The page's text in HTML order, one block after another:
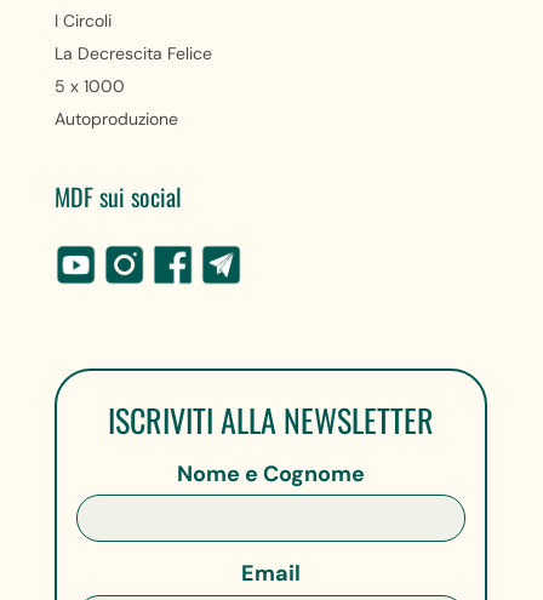
I Circoli
La Decrescita Felice
5 x 1000
Autoproduzione
MDF sui social
ISCRIVITI ALLA NEWSLETTER
Nome e Cognome
Email